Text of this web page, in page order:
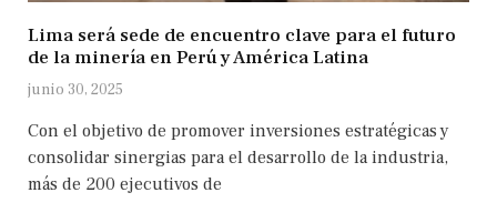
Lima será sede de encuentro clave para el futuro
de la minería en Perú y América Latina
junio 30, 2025
Con el objetivo de promover inversiones estratégicas y
consolidar sinergias para el desarrollo de la industria,
más de 200 ejecutivos de